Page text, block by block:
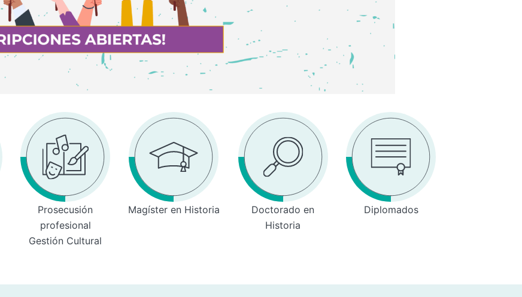
Prosecusión
profesional
Gestión Cultural
Magíster en Historia
Doctorado en
Historia
Diplomados